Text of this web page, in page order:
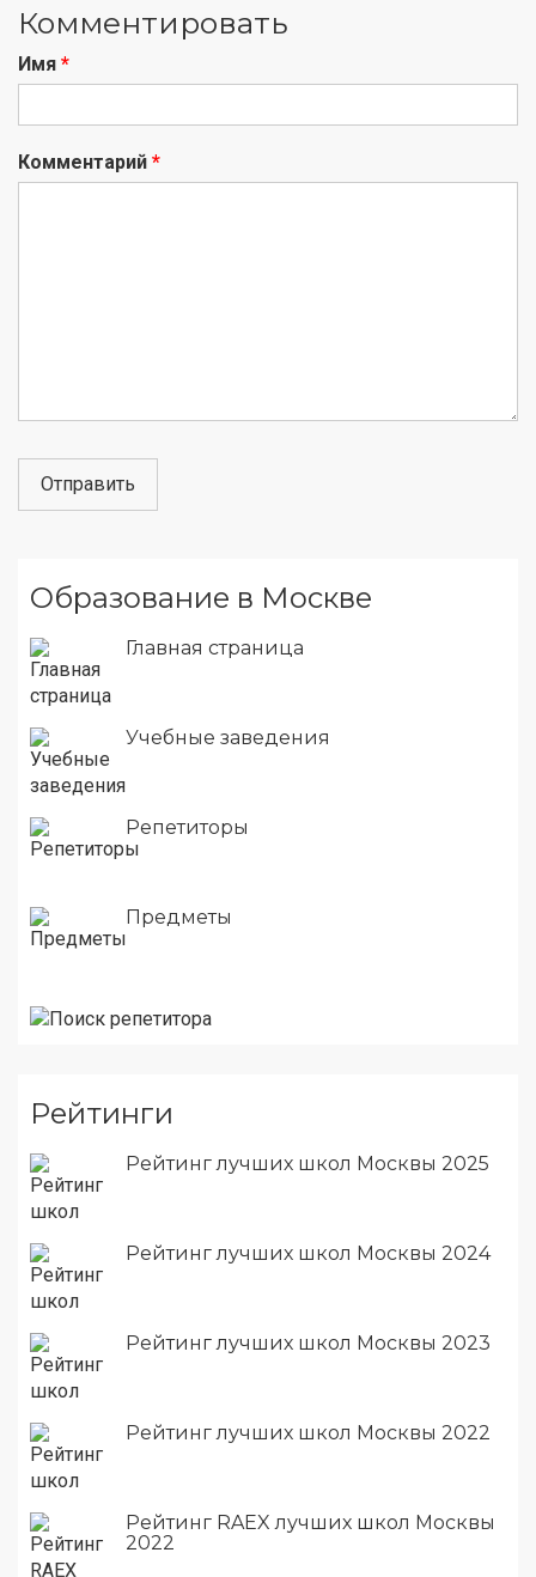
Комментировать
Имя *
Комментарий *
Образование в Москве
Главная страница
Учебные заведения
Репетиторы
Предметы
Рейтинги
Рейтинг лучших школ Москвы 2025
Рейтинг лучших школ Москвы 2024
Рейтинг лучших школ Москвы 2023
Рейтинг лучших школ Москвы 2022
Рейтинг RAEX лучших школ Москвы
2022